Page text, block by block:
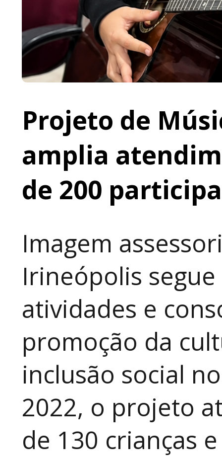
Projeto de
amplia
de 200
Imagem
Irineópolis
atividades e
promoção da
inclusão social
2022, o projeto
de 130 crianças